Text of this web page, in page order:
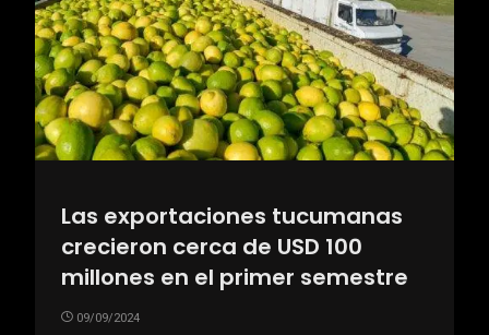
Las exportaciones tucumanas
crecieron cerca de USD 100
millones en el primer semestre
09/09/2024